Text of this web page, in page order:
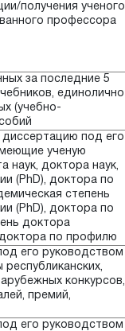
получения ученого
профессора
за последние 5
единолично
(учебно-
под его
ученую
наук, доктора наук,
(PhD), доктора по
степень
(PhD), доктора по
доктора
по профилю
его руководством
конкурсов,
премий,
его руководством